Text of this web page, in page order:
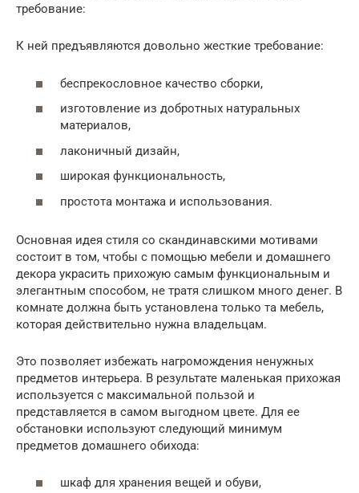
требование:
К ней предъявляются довольно жесткие требование:
беспрекословное качество сборки,
изготовление из добротных натуральных
материалов,
лаконичный дизайн,
широкая функциональность,
простота монтажа и использования.
Основная идея стиля со скандинавскими мотивами
состоит в том, чтобы с помощью мебели и домашнего
декора украсить прихожую самым функциональным и
элегантным способом, не тратя слишком много денег. В
комнате должна быть установлена только та мебель,
которая действительно нужна владельцам.
Это позволяет избежать нагромождения ненужных
предметов интерьера. В результате маленькая прихожая
используется с максимальной пользой и
представляется в самом выгодном цвете. Для ее
обстановки используют следующий минимум
предметов домашнего обихода:
шкаф для хранения вещей и обуви,